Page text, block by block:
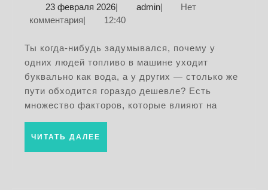
снизить
расход
топлива
23 февраля 202623
февраля
| adminadmin
|
Нет
комментария| 12:40
Ты когда-нибудь задумывался, почему у
одних людей топливо в машине уходит
буквально как вода, а у других — столько же
пути обходится гораздо дешевле? Есть
множество факторов, которые влияют на
ЧИТАТЬ ДАЛЕЕ